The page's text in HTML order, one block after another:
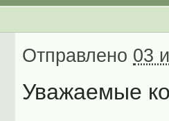
Отправлено 03
Уважаемые